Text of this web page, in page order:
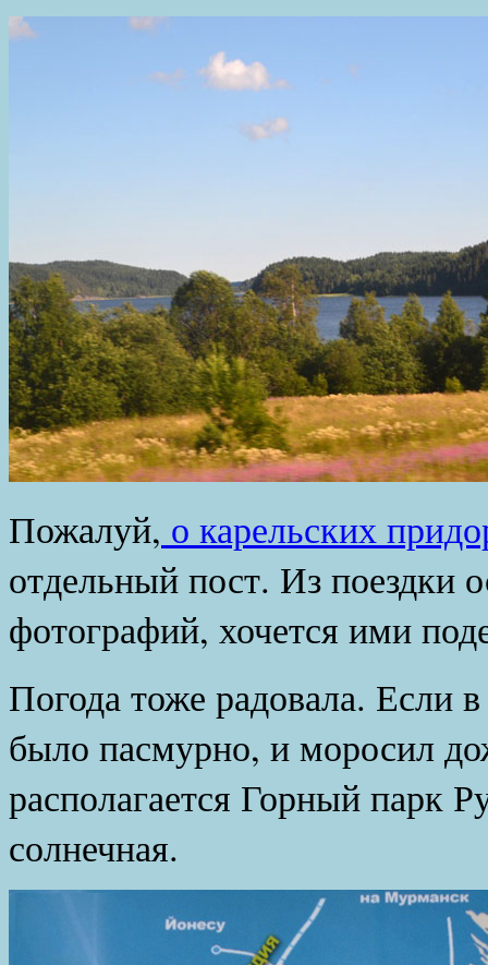
Пожалуй, о карельских
отдельный пост. Из поездки
фотографий, хочется ими
Погода тоже радовала. Если
было пасмурно, и моросил
располагается Горный парк
солнечная.